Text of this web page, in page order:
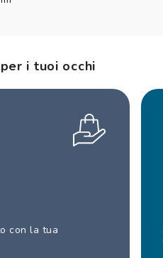
i tuoi occhi
con la tua